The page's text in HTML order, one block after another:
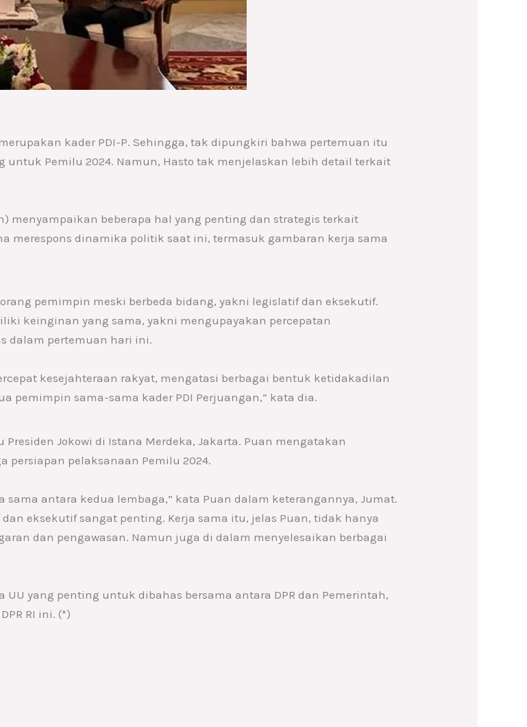
kader PDI-P. Sehingga, tak dipungkiri bahwa pertemuan itu
Pemilu 2024. Namun, Hasto tak menjelaskan lebih detail terkait
menyampaikan beberapa hal yang penting dan strategis terkait
merespons dinamika politik saat ini, termasuk gambaran kerja sama
pemimpin meski berbeda bidang, yakni legislatif dan eksekutif.
keinginan yang sama, yakni mengupayakan percepatan
dalam pertemuan hari ini.
kesejahteraan rakyat, mengatasi berbagai bentuk ketidakadilan
pemimpin sama-sama kader PDI Perjuangan,” kata dia.
Jokowi di Istana Merdeka, Jakarta. Puan mengatakan
persiapan pelaksanaan Pemilu 2024.
sama antara kedua lembaga,” kata Puan dalam keterangannya, Jumat.
eksekutif sangat penting. Kerja sama itu, jelas Puan, tidak hanya
dan pengawasan. Namun juga di dalam menyelesaikan berbagai
UU yang penting untuk dibahas bersama antara DPR dan Pemerintah,
RI ini. (*)